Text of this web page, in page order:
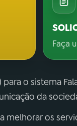
Faça
o sistema
da
melhorar os